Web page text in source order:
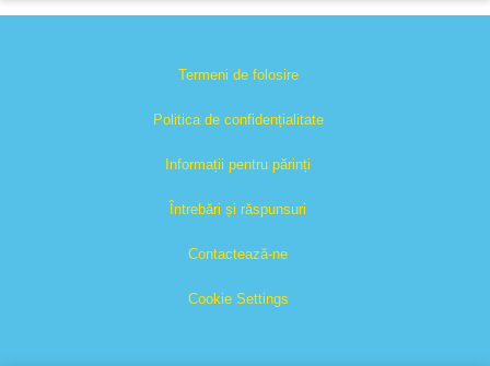
Termeni de folosire
Politica de confidențialitate
Informații pentru părinți
Întrebări și răspunsuri
Contactează-ne
Cookie Settings